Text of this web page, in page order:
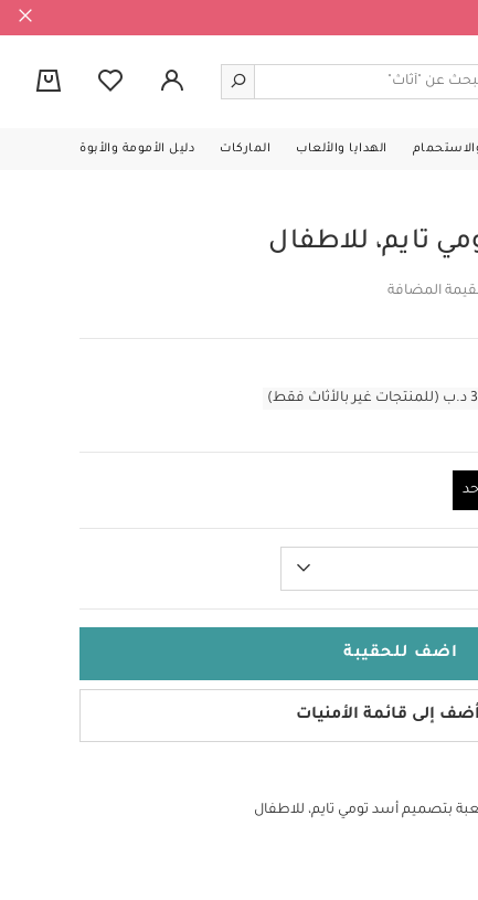
الهدايا والألعاب الماركات دليل الأمومة والأبوة
تايم، للاطفال
المضافة
اضف للحقيبة
أضف إلى قائمة الأمنيات
بتصميم أسد تومي تايم، للاطفال